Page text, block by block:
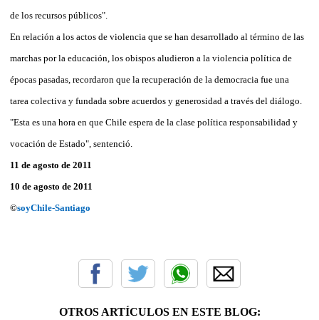
de los recursos públicos".
En relación a los actos de violencia que se han desarrollado al término de las
marchas por la educación, los obispos aludieron a la violencia política de
épocas pasadas, recordaron que la recuperación de la democracia fue una
tarea colectiva y fundada sobre acuerdos y generosidad a través del diálogo.
"Esta es una hora en que Chile espera de la clase política responsabilidad y
vocación de Estado", sentenció.
11 de agosto de 2011
10 de agosto de 2011
©soyChile-Santiago
OTROS ARTÍCULOS EN ESTE BLOG: